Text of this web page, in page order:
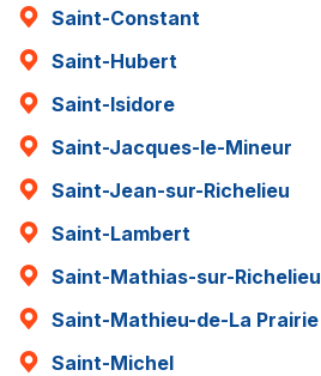
Saint-Constant
Saint-Hubert
Saint-Isidore
Saint-Jacques-le-Mineur
Saint-Jean-sur-Richelieu
Saint-Lambert
Saint-Mathias-sur-Richelieu
Saint-Mathieu-de-La Prairie
Saint-Michel